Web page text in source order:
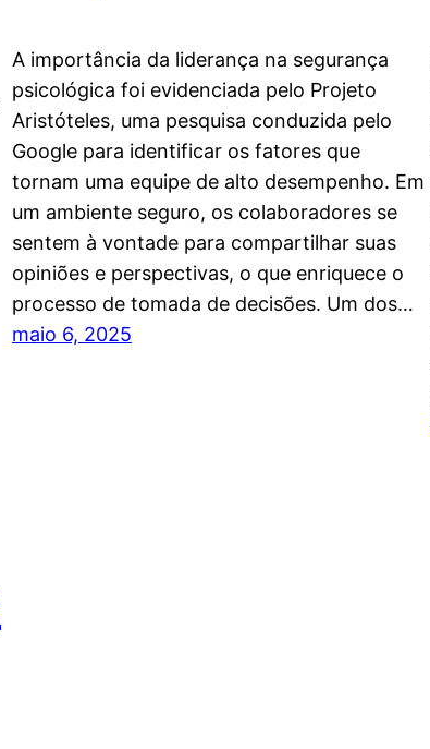
A importância da liderança na segurança
psicológica foi evidenciada pelo Projeto
Aristóteles, uma pesquisa conduzida pelo
Google para identificar os fatores que
tornam uma equipe de alto desempenho. Em
um ambiente seguro, os colaboradores se
sentem à vontade para compartilhar suas
opiniões e perspectivas, o que enriquece o
processo de tomada de decisões. Um dos…
maio 6, 2025